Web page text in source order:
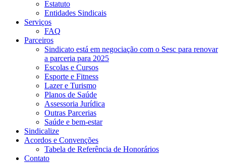
Estatuto
Entidades Sindicais
Serviços
FAQ
Parceiros
Sindicato está em negociação com o Sesc para renovar
a parceria para 2025
Escolas e Cursos
Esporte e Fitness
Lazer e Turismo
Planos de Saúde
Assessoria Jurídica
Outras Parcerias
Saúde e bem-estar
Sindicalize
Acordos e Convenções
Tabela de Referência de Honorários
Contato